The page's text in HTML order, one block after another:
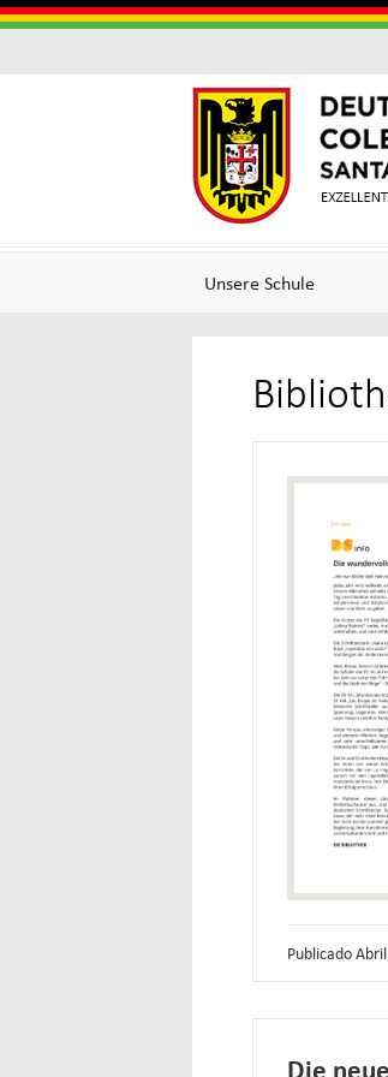
Unsere Schule
Publicado
Die